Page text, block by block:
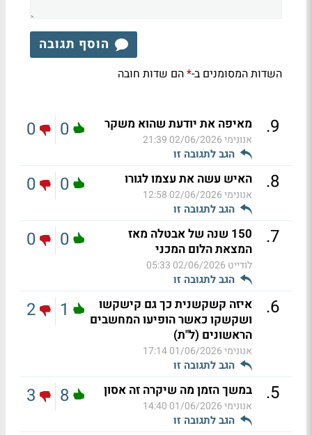
הוסף תגובה
השדות המסומנים ב-*הם שדות חובה
9
. מאיפה את יודעת שהוא משקר
אנונימי02/06/2026 21:39
הגב לתגובה זו
0
0
8
. האיש עשה את עצמו לגורו
אנונימי02/06/2026 12:58
הגב לתגובה זו
0
0
7
.
150 שנה של אבטלה מאז
המצאת הלום המכני
לודייט 02/06/2026 05:33
הגב לתגובה זו
0
0
6
.
איזה קשקשנית כך גם קישקשו
ושקשקו כאשר הופיעו המחשבים
הראשונים (ל"ת)
אנונימי01/06/2026 17:14
הגב לתגובה זו
1
2
5
. במשך הזמן מה שיקרה זה אסון
אנונימי01/06/2026 14:40
הגב לתגובה זו
8
3